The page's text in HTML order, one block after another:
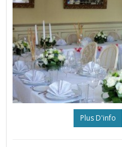
Plus D'info